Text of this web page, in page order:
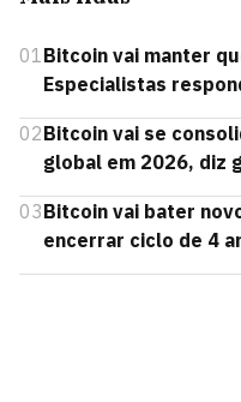
01Bitcoin vai manter
Especialistas
02Bitcoin vai se
global em 2026, diz
03Bitcoin vai bater
encerrar ciclo de 4